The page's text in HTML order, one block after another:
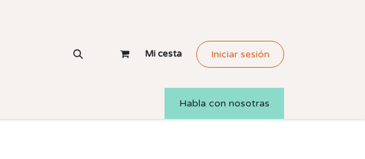
Mi cesta Iniciar sesión
Habla con nosotras